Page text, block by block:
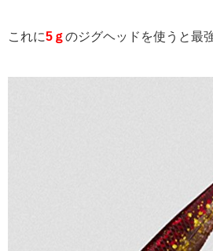
これに5ｇのジグヘッドを使うと最